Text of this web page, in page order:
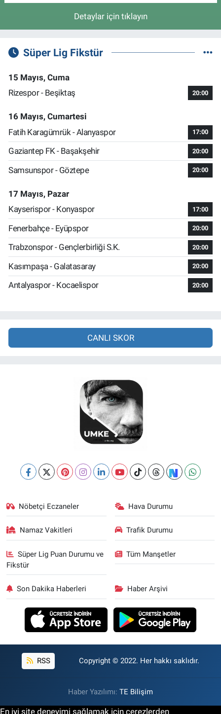
Detaylar için tıklayın
Süper Lig Fikstür
15 Mayıs, Cuma
Rizespor - Beşiktaş
20:00
16 Mayıs, Cumartesi
Fatih Karagümrük - Alanyaspor
17:00
Gaziantep FK - Başakşehir 20:00
Samsunspor - Göztepe 20:00
17 Mayıs, Pazar
Kayserispor - Konyaspor
17:00
Fenerbahçe - Eyüpspor 20:00
Trabzonspor - Gençlerbirliği S.K. 20:00
Kasımpaşa - Galatasaray 20:00
Antalyaspor - Kocaelispor 20:00
CANLI SKOR
Nöbetçi Eczaneler Hava Durumu
Namaz Vakitleri Trafik Durumu
Süper Lig Puan Durumu ve
Fikstür
Tüm Manşetler
Son Dakika Haberleri Haber Arşivi
RSS Copyright © 2022. Her hakkı saklıdır.
Haber Yazılımı: TE Bilişim
En iyi site deneyimi sağlamak için çerezlerden